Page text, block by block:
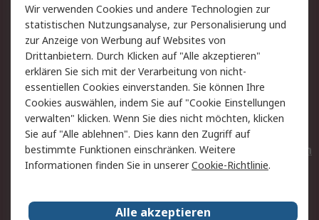
Rücksendungen
Kontakt
Hilfe
Privatkunden
Rechtliches
AGB
Datenschutz
Cookie-Richtlinie
Zahlungsbedingungen
Copyright/Impressum
Entsorgung
Elektrogeräte/Batterien
RS weltweit
Wir verwenden Cookies und andere Technologien zur
statistischen Nutzungsanalyse, zur Personalisierung und
zur Anzeige von Werbung auf Websites von
Drittanbietern. Durch Klicken auf "Alle akzeptieren"
erklären Sie sich mit der Verarbeitung von nicht-
essentiellen Cookies einverstanden. Sie können Ihre
Cookies auswählen, indem Sie auf "Cookie Einstellungen
verwalten" klicken. Wenn Sie dies nicht möchten, klicken
Sie auf "Alle ablehnen". Dies kann den Zugriff auf
bestimmte Funktionen einschränken. Weitere
Informationen finden Sie in unsererCookie-Richtlinie.
Alle akzeptieren